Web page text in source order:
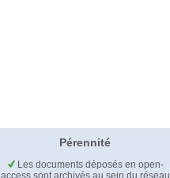
Pérennité
Les documents déposés en open-